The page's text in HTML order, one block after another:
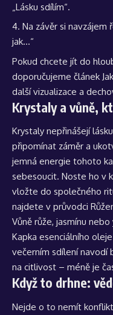
„Lásku sdílím“.
Na závěr si navzájem
jak…“
Pokud chcete jít do
doporučujeme článek
další vizualizace a
Krystaly a vůně,
Krystaly nepřinášejí
připomínat záměr a
jemná energie tohoto
sebesoucit. Noste ho v
vložte do společného
najdete v průvodci
Vůně růže, jasmínu
Kapka esenciálního
večerním sdílení navodí
na citlivost – méně je
Když to drhne:
Nejde o to nemít